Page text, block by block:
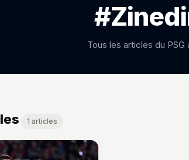
Tous les articles du
1 articles